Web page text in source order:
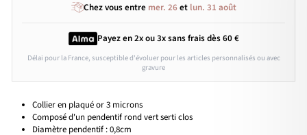
Chez vous entre mer. 26et lun. 31 août
Payez en 2x ou 3xsans fraisdès 60 €
Délai pour la France, susceptible d'évoluer pour les articles personnalisés ou avec
gravure
Collier en plaqué or 3 microns
Composé d'un pendentif rond vert serti clos
Diamètre pendentif : 0,8cm